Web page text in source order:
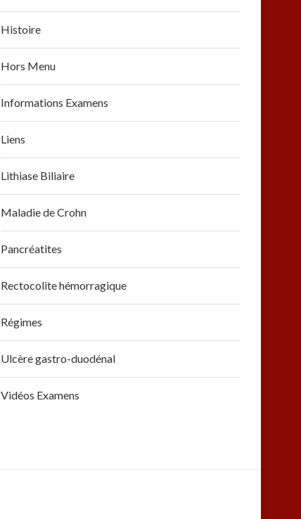
Histoire
Hors Menu
Informations Examens
Liens
Lithiase Biliaire
Maladie de Crohn
Pancréatites
Rectocolite hémorragique
Régimes
Ulcère gastro-duodénal
Vidéos Examens